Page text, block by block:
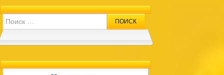
Search for: